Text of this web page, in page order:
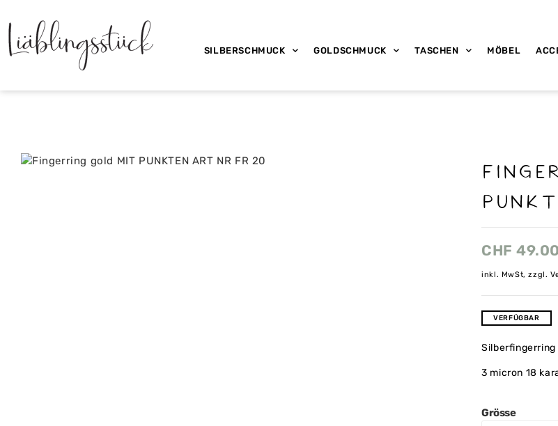
SILBERSCHMUCK GOLDSCHMUCK TASCHEN MÖBEL
CHF 49.00
inkl. MwSt, zzgl.
VERFÜGBAR
Silberfingerring
3 micron 18
Grösse